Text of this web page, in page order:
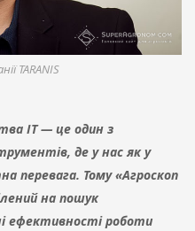
TARANIS
ІТ — це один з
де у нас як у
перевага. Тому «Агроскоп
на пошук
ефективності роботи